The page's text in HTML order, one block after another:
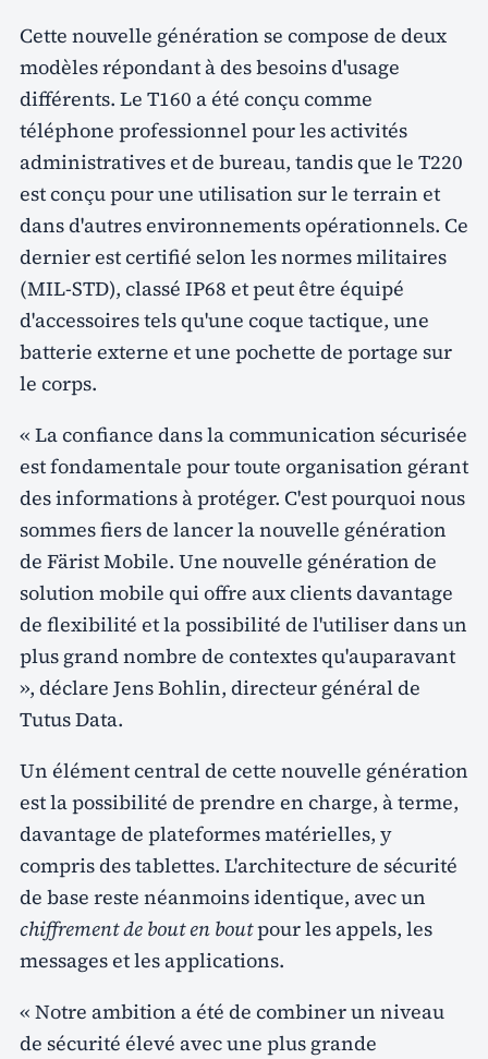
Cette nouvelle génération se compose de deux
modèles répondant à des besoins d'usage
différents. Le T160 a été conçu comme
téléphone professionnel pour les activités
administratives et de bureau, tandis que le T220
est conçu pour une utilisation sur le terrain et
dans d'autres environnements opérationnels. Ce
dernier est certifié selon les normes militaires
(MIL-STD), classé IP68 et peut être équipé
d'accessoires tels qu'une coque tactique, une
batterie externe et une pochette de portage sur
le corps.
« La confiance dans la communication sécurisée
est fondamentale pour toute organisation gérant
des informations à protéger. C'est pourquoi nous
sommes fiers de lancer la nouvelle génération
de Färist Mobile. Une nouvelle génération de
solution mobile qui offre aux clients davantage
de flexibilité et la possibilité de l'utiliser dans un
plus grand nombre de contextes qu'auparavant
», déclare Jens Bohlin, directeur général de
Tutus Data.
Un élément central de cette nouvelle génération
est la possibilité de prendre en charge, à terme,
davantage de plateformes matérielles, y
compris des tablettes. L'architecture de sécurité
de base reste néanmoins identique, avec un
chiffrement de bout en boutpour les appels, les
messages et les applications.
« Notre ambition a été de combiner un niveau
de sécurité élevé avec une plus grande